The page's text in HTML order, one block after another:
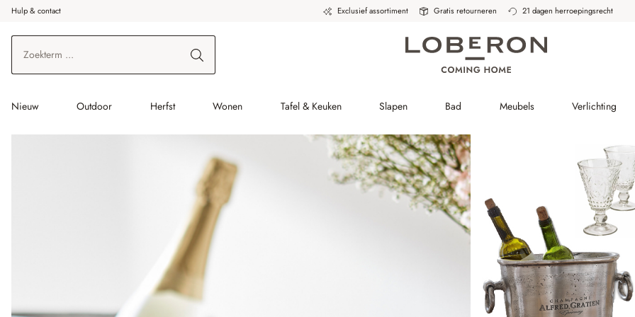
de hoofdinhoud
Ga naar zoeken
Ga naar de hoofdnavigatie
Hulp & contact Exclusief assortiment Gratis retourneren 21 dagen herroepingsrecht
Nieuw Outdoor Herfst Wonen Tafel & Keuken Slapen Bad Meubels Verlichting